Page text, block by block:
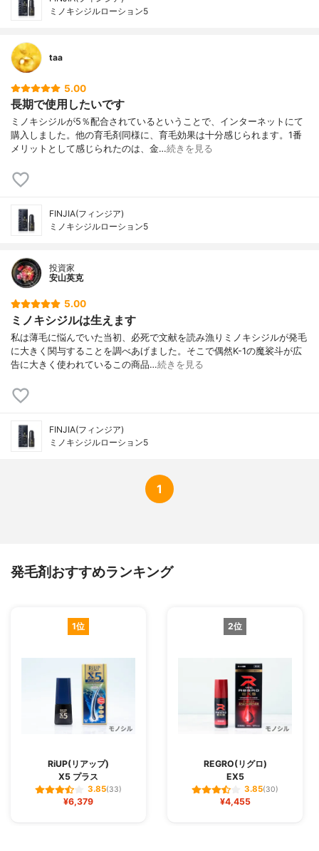
ミノキシジルローション5
taa
5.00
長期で使用したいです
ミノキシジルが5％配合されているということで、インターネットにて
購入しました。他の育毛剤同様に、育毛効果は十分感じられます。1番
メリットとして感じられたのは、金…続きを見る
FINJIA(フィンジア)
ミノキシジルローション5
投資家
安山英克
5.00
ミノキシジルは生えます
私は薄毛に悩んでいた当初、必死で文献を読み漁りミノキシジルが発毛
に大きく関与することを調べあげました。そこで偶然K-1の魔裟斗が広
告に大きく使われているこの商品…続きを見る
FINJIA(フィンジア)
ミノキシジルローション5
1
発毛剤おすすめランキング
1位
RiUP(リアップ)
X5 プラス
3.85(33)
¥6,379
2位
REGRO(リグロ)
EX5
3.85(30)
¥4,455